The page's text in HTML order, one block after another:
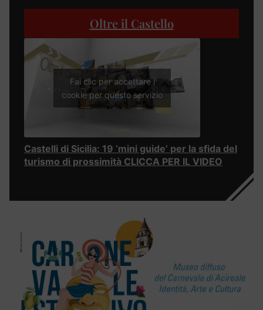
Oltre il Castello
Fai clic per accettare i
cookie per questo servizio
Castelli di Sicilia: 19 ‘mini guide’ per la sfida del
turismo di prossimità CLICCA PER IL VIDEO